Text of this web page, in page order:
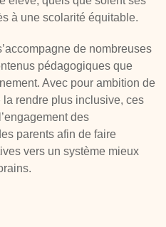
à une scolarité équitable.
de nombreuses
pédagogiques que
Avec pour ambition de
la rendre plus inclusive, ces
des
parents afin de faire
vers un système mieux